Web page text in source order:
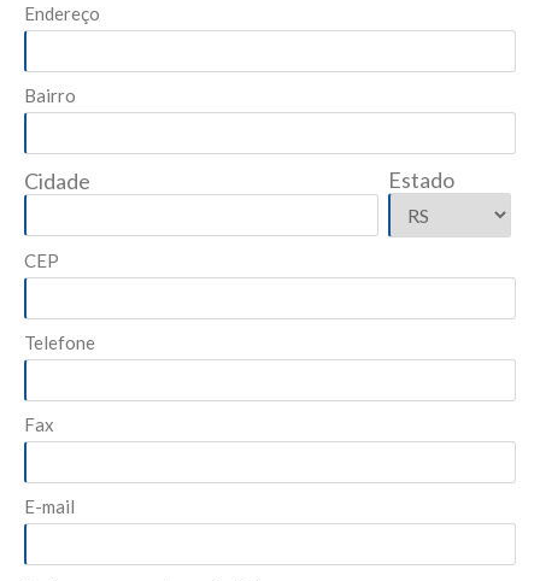
Endereço
Bairro
Cidade Estado
CEP
Telefone
Fax
E-mail